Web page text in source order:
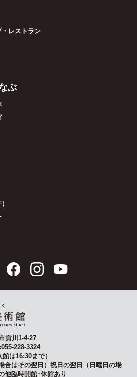
・レストラン
ぶ
貢川1-4-27
228-3324
は16:30まで）
合はその翌日）祝日の翌日（日曜日の場
他臨時開館･休館あり